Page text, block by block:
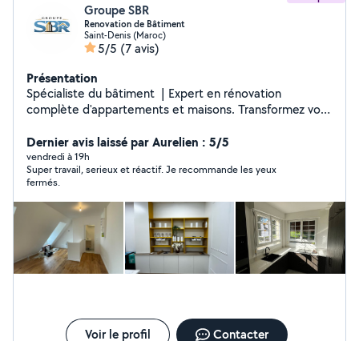
Groupe SBR
Renovation de Bâtiment
Saint-Denis (Maroc)
5/5 (7 avis)
Présentation
Spécialiste du bâtiment ️ | Expert en rénovation
complète d'appartements et maisons. Transformez vos
Dernier avis laissé par Aurelien : 5/5
vendredi à 19h
Super travail, serieux et réactif. Je recommande les yeux
fermés.
Voir le profil Contacter